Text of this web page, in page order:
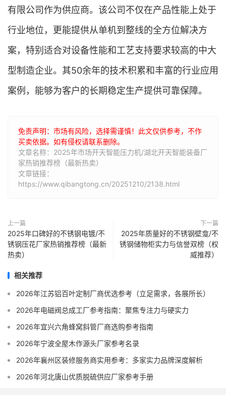
有限公司作为供应商。该公司不仅在产品性能上处于
行业地位，更能提供从单机到整线的全方位解决方
案，特别适合对设备性能和工艺支持要求较高的中大
型制造企业。其50余年的技术积累和丰富的行业应用
案例，能够为客户的长期稳定生产提供可靠保障。
免责声明：市场有风险，选择需谨慎！此文仅供参考，不作
买卖依据。如有侵权请联系删除。
文章名称：2025年市场开天智能压力机/湖北开天智能装备厂
家热销推荐榜（最新热卖）
文章链接：
https://www.qibangtong.cn/20251210/2138.html
上一篇
2025年口碑好的不锈钢电镀/不
锈钢压花厂家热销推荐榜（最新
热卖）
下一篇
2025年质量好的不锈钢壁龛/不
锈钢储物柜实力与信誉双榜（权
威推荐）
相关推荐
2026年江苏铝百叶定制厂商优选参考（立足需求，各展所长）
2026年电磁阀总成工厂参考指南：聚焦专注力与硬实力
2026年宜兴六角蜂窝斜管厂商选购参考指南
2026年宁波全屋木作源头厂家参考名录
2026年襄州区装修服务商实用参考：多家实力品牌深度解析
2026年河北唐山优质脱硫供应厂家参考手册